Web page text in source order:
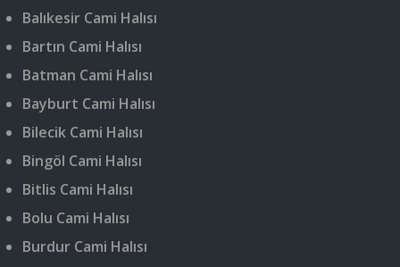
Balıkesir Cami Halısı
Bartın Cami Halısı
Batman Cami Halısı
Bayburt Cami Halısı
Bilecik Cami Halısı
Bingöl Cami Halısı
Bitlis Cami Halısı
Bolu Cami Halısı
Burdur Cami Halısı